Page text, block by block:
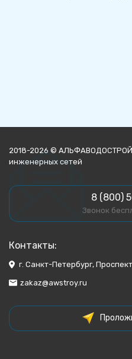
2018-2026 © АЛЬФАВОДОСТРОЙ
инженерных сетей
8 (800)
Звонок
Контакты:
г. Санкт-Петербург,
zakaz@awstroy.ru